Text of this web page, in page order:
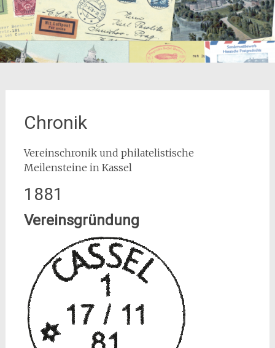
Chronik
Vereinschronik und philatelistische
Meilensteine in Kassel
1881
Vereinsgründung